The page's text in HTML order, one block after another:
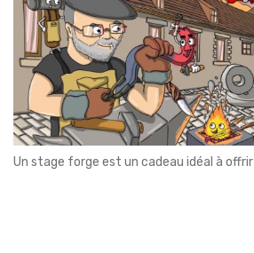
Un stage forge est un cadeau idéal à offrir